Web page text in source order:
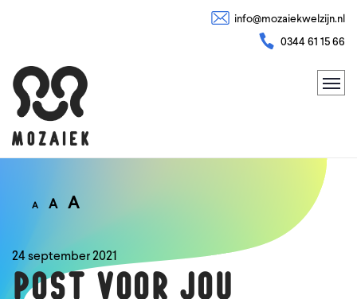
info@mozaiekwelzijn.nl
0344 61 15 66
A A A
24 september 2021
POST VOOR JOU